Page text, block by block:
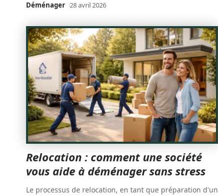
Déménager 28 avril 2026
Relocation : comment une société
vous aide à déménager sans stress
Le processus de relocation, en tant que préparation d'un